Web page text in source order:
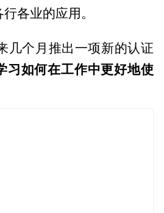
各业的应用。
几个月推出一项新的认证
习如何在工作中更好地使